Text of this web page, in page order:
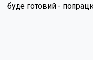
буде готовий -